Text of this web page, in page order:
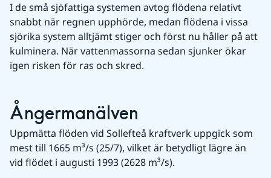
I de små sjöfattiga systemen avtog flödena relativt
snabbt när regnen upphörde, medan flödena i vissa
sjörika system alltjämt stiger och först nu håller på att
kulminera. När vattenmassorna sedan sjunker ökar
igen risken för ras och skred.
Ångermanälven
Uppmätta flöden vid Sollefteå kraftverk uppgick som
mest till 1665 m³/s (25/7), vilket är betydligt lägre än
vid flödet i augusti 1993 (2628 m³/s).